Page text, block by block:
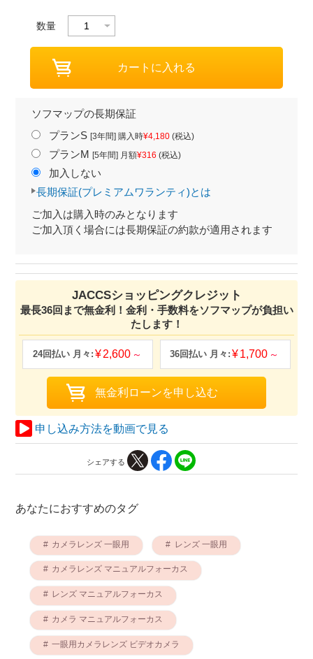
数量
ソフマップの長期保証
プランS [3年間] 購入時¥4,180(税込)
プランM [5年間] 月額¥316 (税込)
加入しない
長期保証(プレミアムワランティ)とは
ご加入は購入時のみとなります
ご加入頂く場合には長期保証の約款が適用されます
JACCSショッピングクレジット
最長36回まで無金利！金利・手数料をソフマップが負担い
たします！
2,600 1,700
申し込み方法を動画で見る
シェアする
あなたにおすすめのタグ
カメラレンズ 一眼用 レンズ 一眼用
カメラレンズ マニュアルフォーカス
レンズ マニュアルフォーカス
カメラ マニュアルフォーカス
一眼用カメラレンズ ビデオカメラ